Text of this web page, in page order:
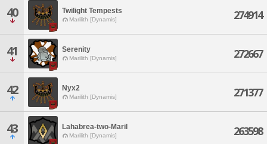
40 Twilight Tempests
Marilith [Dynamis] 274914
41 Serenity
Marilith [Dynamis] 272667
42 Nyx2
Marilith [Dynamis] 271377
43 Lahabrea-two-Maril
Marilith [Dynamis] 263598